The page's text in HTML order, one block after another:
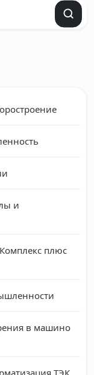
и
плюс
в машино
ТЭК